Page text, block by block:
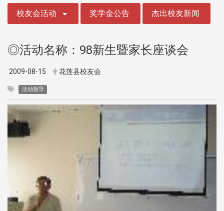
校友会活动 奖学金公告 杰出校友新闻
◎活动名称：98新生暨家长座谈会
2009-08-15 花莲县校友会
活动报导